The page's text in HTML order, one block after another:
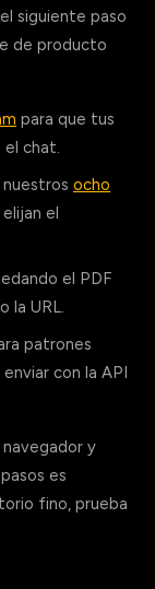
siguiente paso
de producto
para que tus
el chat.
ocho
el
el PDF
la URL.
patrones
con la API
y
es
fino, prueba